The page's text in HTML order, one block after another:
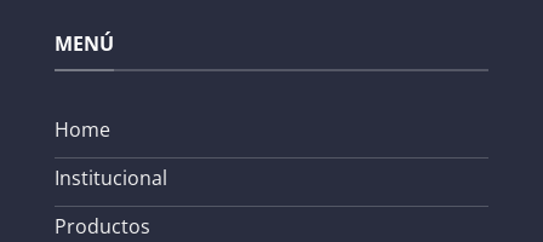
MENÚ
Home
Institucional
Productos